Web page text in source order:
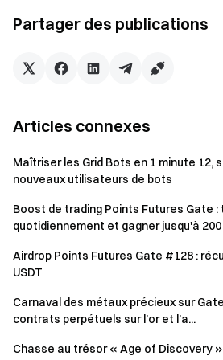
à terme, l'invitant obtient 2
montant quelconque en MNT, ou
comptant, ou un trading à terme
Un dépôt unique d'au moins 100
jeton, ou 500 $ de volume de
000 $ de volume de trading à
Tâche 4: Partagez pour gagner
Partagez cette page avec des amis,
se connectent avec succès à la page
invité peut contribuer à un maximum
Partager des publications
Articles connexes
Maîtriser les Grid Bots en 1 minute 12,
nouveaux utilisateurs de bots
Boost de trading Points Futures Gate :
quotidiennement et gagner jusqu'à 200
Airdrop Points Futures Gate #128 :
USDT
Carnaval des métaux précieux sur
contrats perpétuels sur l’or et l’a...
Chasse au trésor « Age of Discovery